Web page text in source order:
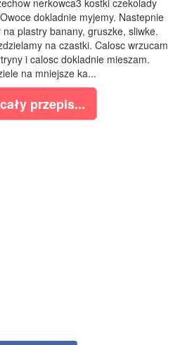
nerkowca3 kostki czekolady
dokladnie myjemy. Nastepnie
plastry banany, gruszke, sliwke.
na czastki. Calosc wrzucam
i calosc dokladnie mieszam.
na mniejsze ka...
przepis...